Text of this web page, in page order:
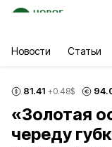
Новости Статьи
81.41 +0.48$
«Золотая
череду